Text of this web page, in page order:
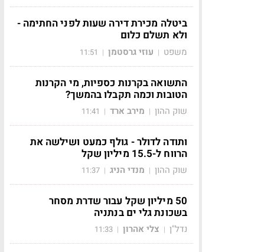
ביטלה מכירת דירה שעות לפני החתימה -
ולא תשלם כלום
משפט | עוזי גרסטמן |
11:51
התשואה בקרנות כספיות, מי הקרנות
הטובות וכמה תקבלו בהמשך?
שוק ההון | מירב ארד |
11:41
ותודה לדולר - גולף כמעט ושילשה את
הרווח ל-15.5 מיליון שקל
שוק ההון | מנדי הניג |
11:37
50 מיליון שקל עבור שדרת מסחר
בשכונת גלי ים בנתניה
נדל"ן | צלי אהרון |
11:33